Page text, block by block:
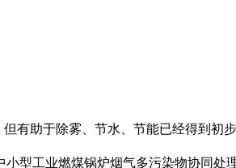
有助于除雾、节水、节能已经得到初
型工业燃煤锅炉烟气多污染物协同处